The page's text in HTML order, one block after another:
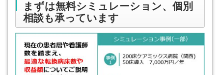
まずは無料シミュレーション、個別
相談も承っています